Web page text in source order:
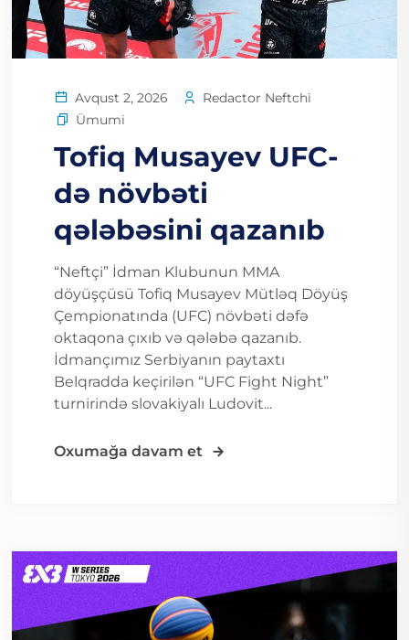
Avqust 2, 2026
Redactor Neftchi
Ümumi
Tofiq Musayev UFC-
də növbəti
qələbəsini qazanıb
“Neftçi” İdman Klubunun MMA
döyüşçüsü Tofiq Musayev Mütləq Döyüş
Çempionatında (UFC) növbəti dəfə
oktaqona çıxıb və qələbə qazanıb.
İdmançımız Serbiyanın paytaxtı
Belqradda keçirilən “UFC Fight Night”
turnirində slovakiyalı Ludovit...
Oxumağa davam et